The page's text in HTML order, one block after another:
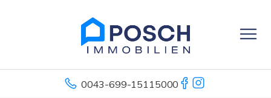
0043-699-15115000